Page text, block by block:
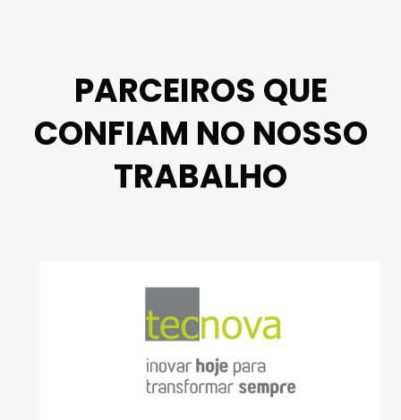
PARCEIROS QUE
CONFIAM NO NOSSO
TRABALHO